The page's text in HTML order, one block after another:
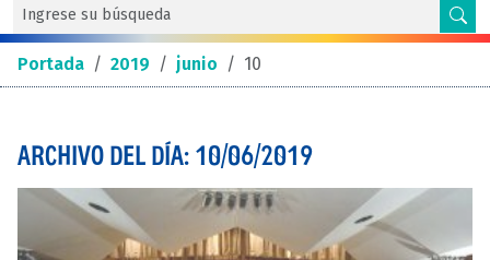
Portada / 2019 / junio / 10
ARCHIVO DEL DÍA: 10/06/2019